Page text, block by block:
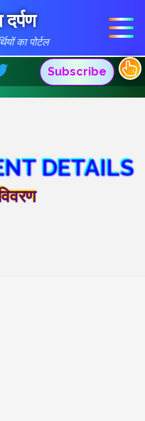
दर्पण
का पोर्टल
Subscribe
DETAILS